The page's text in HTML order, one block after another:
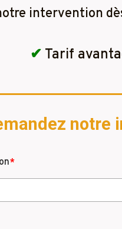
intervention
✔ Tarif
notre
*